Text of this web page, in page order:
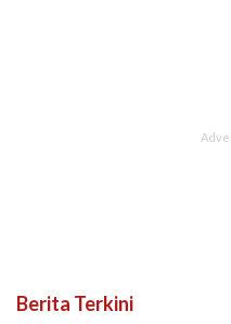
Berita Terkini